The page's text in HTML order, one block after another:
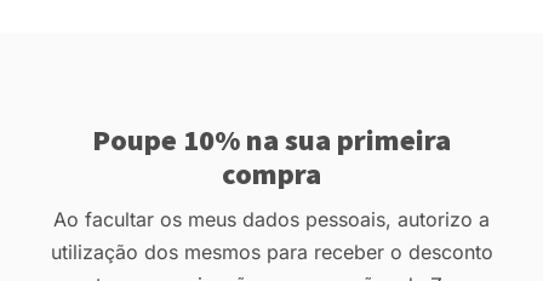
Poupe 10% na sua primeira
compra
Ao facultar os meus dados pessoais, autorizo a
utilização dos mesmos para receber o desconto